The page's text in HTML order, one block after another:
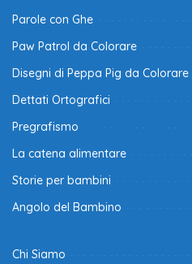
Parole con Ghe
Paw Patrol da Colorare
Disegni di Peppa Pig da Colorare
Dettati Ortografici
Pregrafismo
La catena alimentare
Storie per bambini
Angolo del Bambino
Chi Siamo